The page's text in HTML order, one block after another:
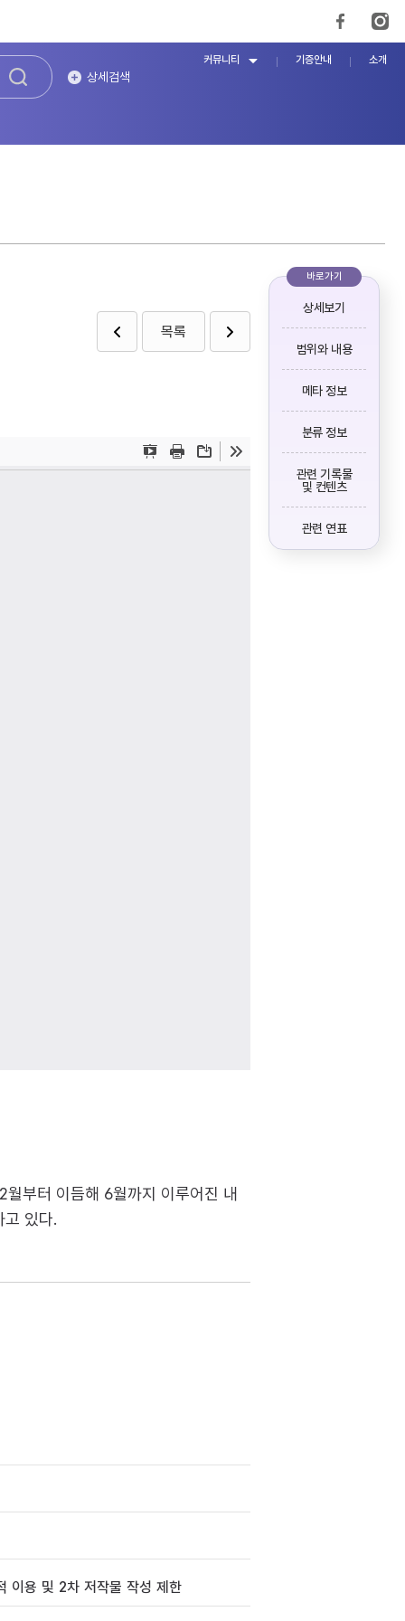
상세검색
커뮤니티 기증안내 소개
목록
부터 이듬해 6월까지 이루어진 내
있다.
이용 및 2차 저작물 작성 제한
바로가기
상세보기
범위와 내용
메타 정보
분류 정보
관련 기록물
및 컨텐츠
관련 연표